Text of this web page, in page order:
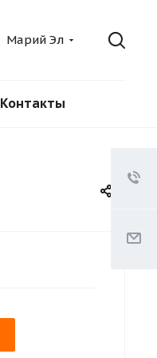
Марий Эл
Контакты